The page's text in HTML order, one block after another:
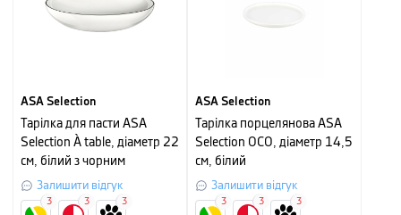
ASA Selection
Тарілка для пасти ASA
Selection À table, діаметр 22
см, білий з чорним
Залишити відгук
3 3 3
ASA Selection
Тарілка порцелянова ASA
Selection OCO, діаметр 14,5
см, білий
Залишити відгук
3 3 3